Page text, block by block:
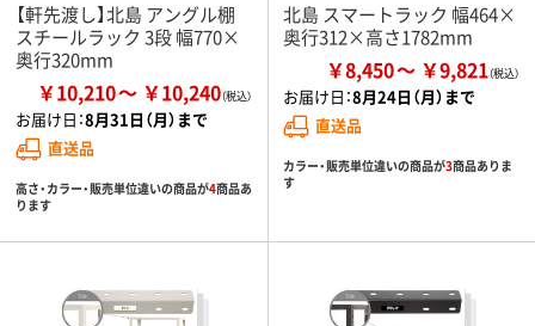
【軒先渡し】北島 アングル棚
スチールラック 3段 幅770×
奥行320mm
￥10,210 ￥10,240
お届け日：8月31日（月）まで
直送品
高さ・カラー・販売単位違いの商品が4商品あ
ります
北島 スマートラック 幅464×
奥行312×高さ1782mm
￥8,450 ￥9,821
お届け日：8月24日（月）まで
直送品
カラー・販売単位違いの商品が3商品ありま
す